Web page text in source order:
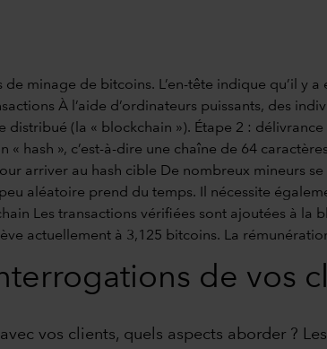
de vos
vos clients, quels aspects aborder ?